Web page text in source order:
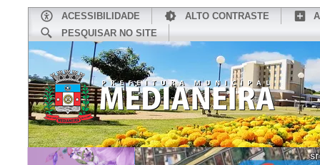
ACESSIBILIDADE ALTO CONTRASTE
PESQUISAR NO SITE
INÍCIO CONHEÇA MEDIANEIRA